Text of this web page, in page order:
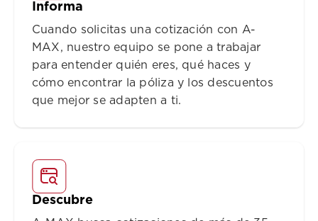
Informa
Cuando solicitas una cotización con A-
MAX, nuestro equipo se pone a trabajar
para entender quién eres, qué haces y
cómo encontrar la póliza y los descuentos
que mejor se adapten a ti.
Descubre